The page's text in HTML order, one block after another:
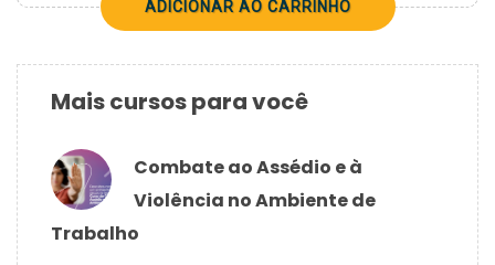
Mais cursos para você
Combate ao Assédio e à
Violência no Ambiente de
Trabalho